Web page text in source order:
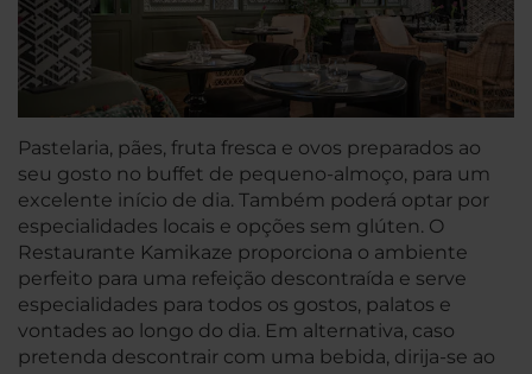
Pastelaria, pães, fruta fresca e ovos preparados ao
seu gosto no buffet de pequeno-almoço, para um
excelente início de dia. Também poderá optar por
especialidades locais e opções sem glúten. O
Restaurante Kamikaze proporciona o ambiente
perfeito para uma refeição descontraída e serve
especialidades para todos os gostos, palatos e
vontades ao longo do dia. Em alternativa, caso
pretenda descontrair com uma bebida, dirija-se ao